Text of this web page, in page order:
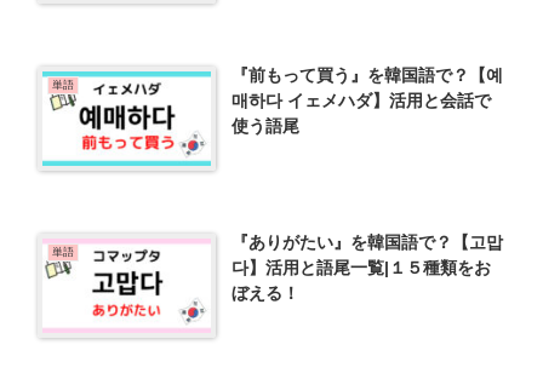
単語
『前もって買う』を韓国語で？【예
매하다 イェメハダ】活用と会話で
使う語尾
単語
『ありがたい』を韓国語で？【고맙
다】活用と語尾一覧|１５種類をお
ぼえる！